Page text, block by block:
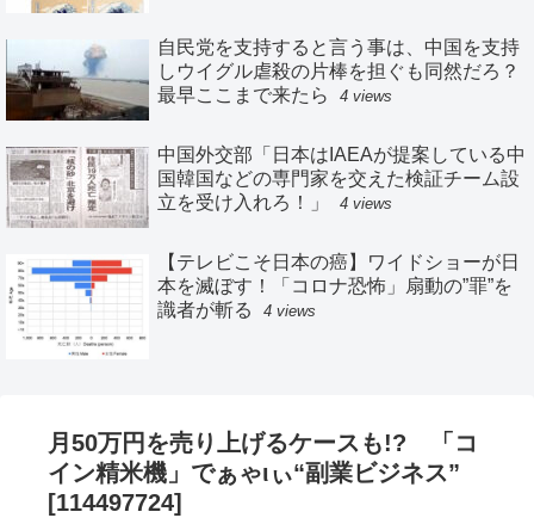
自民党を支持すると言う事は、中国を支持
しウイグル虐殺の片棒を担ぐも同然だろ？
最早ここまで来たら
4 views
中国外交部「日本はIAEAが提案している中
国韓国などの専門家を交えた検証チーム設
立を受け入れろ！」
4 views
【テレビこそ日本の癌】ワイドショーが日
本を滅ぼす！「コロナ恐怖」扇動の”罪”を
識者が斬る
4 views
月50万円を売り上げるケースも!? 「コ
イン精米機」でぁゃιぃ“副業ビジネス”
[114497724]